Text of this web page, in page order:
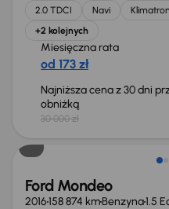
2.0 TDCI Navi
+2 kolejnych
Miesięczna rata
od 173 zł
Najniższa cena z 30 dni
obniżką
30 000 zł
Ford Mondeo
2016158 874 kmBenzyna1.5